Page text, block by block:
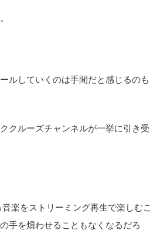
ルしていくのは手間だと感じるのも
クルーズチャンネルが一挙に引き受
楽をストリーミング再生で楽しむこ
手を煩わせることもなくなるだろ